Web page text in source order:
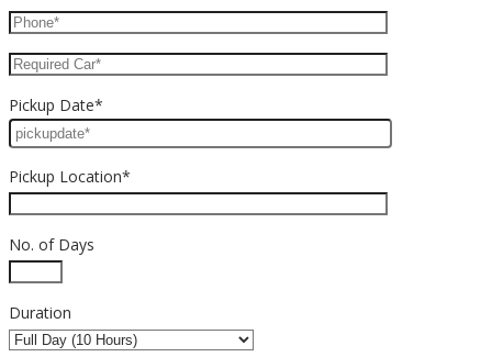
Pickup Date*
Pickup Location*
No. of Days
Duration